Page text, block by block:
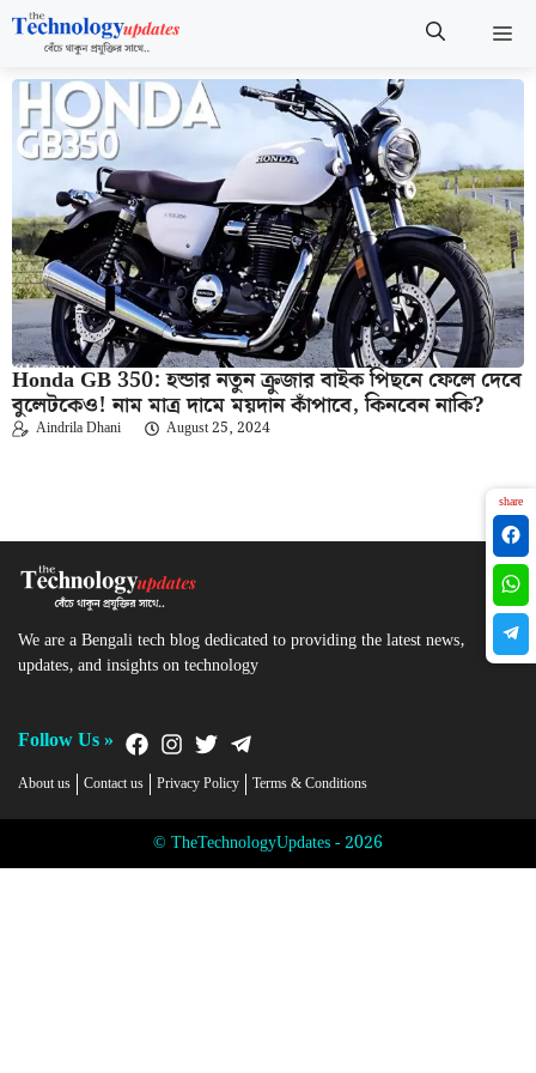
Skip
content
Honda GB 350: হন্ডার নতুন ক্রুজার বাইক পিছনে ফেলে দেবে
বুলেটকেও! নাম মাত্র দামে ময়দান কাঁপাবে, কিনবেন নাকি?
Aindrila Dhani August 25, 2024
We are a Bengali tech blog dedicated to providing the latest news,
updates, and insights on technology
Follow Us »
About us Contact us Privacy Policy Terms & Conditions
© TheTechnologyUpdates - 2026
share